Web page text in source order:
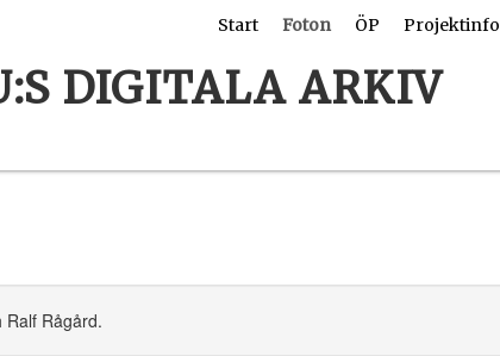
Start Foton ÖP Projektinfo
DIGITALA ARKIV
Ralf Rågård.